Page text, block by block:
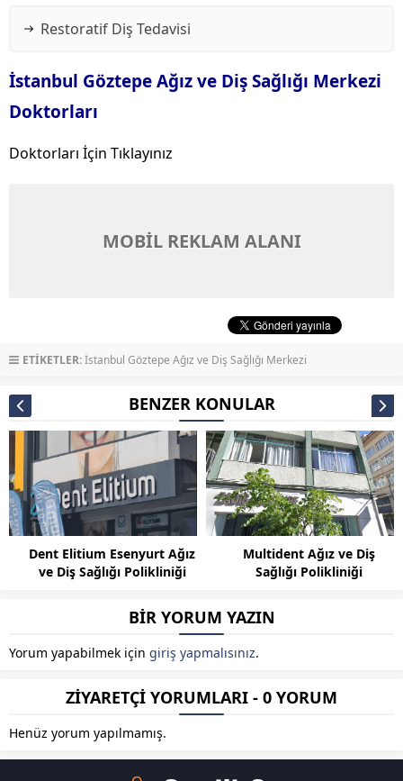
Restoratif Diş Tedavisi
İstanbul Göztepe Ağız ve Diş Sağlığı Merkezi
Doktorları
Doktorları İçin Tıklayınız
MOBİL REKLAM ALANI
ETİKETLER:İstanbul Göztepe Ağız ve Diş Sağlığı Merkezi
BENZER KONULAR
Dent Elitium Esenyurt Ağız
ve Diş Sağlığı Polikliniği
Multident Ağız ve Diş
Sağlığı Polikliniği
BİR YORUM YAZIN
Yorum yapabilmek için giriş yapmalısınız.
ZİYARETÇİ YORUMLARI - 0 YORUM
Henüz yorum yapılmamış.